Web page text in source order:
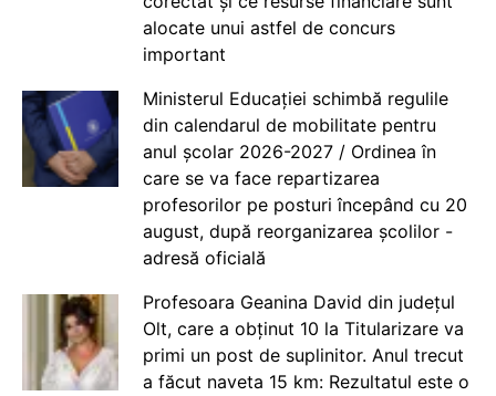
alocate unui astfel de concurs
important
Ministerul Educației schimbă regulile
din calendarul de mobilitate pentru
anul școlar 2026-2027 / Ordinea în
care se va face repartizarea
profesorilor pe posturi începând cu 20
august, după reorganizarea școlilor -
adresă oficială
Profesoara Geanina David din județul
Olt, care a obținut 10 la Titularizare va
primi un post de suplinitor. Anul trecut
a făcut naveta 15 km: Rezultatul este o